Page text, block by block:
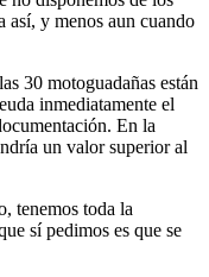
así, y menos aun cuando
30 motoguadañas están
inmediatamente el
En la
un valor superior al
tenemos toda la
sí pedimos es que se